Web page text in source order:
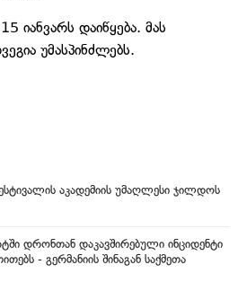
იანვარს დაიწყება. მას
უმასპინძლებს.
აკადემიის უმაღლესი ჯილდოს
დრონთან დაკავშირებული ინციდენტი
- გერმანიის შინაგან საქმეთა